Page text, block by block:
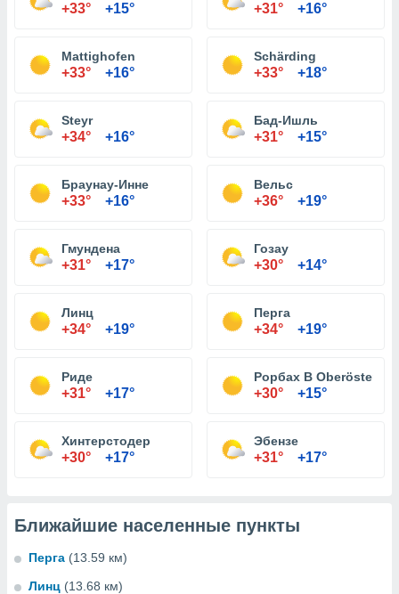
+33° +15° +31° +16°
Mattighofen
+33° +16°
Schärding
+33° +18°
Steyr
+34° +16°
Бад-Ишль
+31° +15°
Браунау-Инне
+33° +16°
Вельс
+36° +19°
Гмундена
+31° +17°
Гозау
+30° +14°
Линц
+34° +19°
Перга
+34° +19°
Риде
+31° +17°
Рорбах В
+30° +15°
Хинтерстодер
+30° +17°
Эбензе
+31° +17°
Ближайшие населенные пункты
Перга (13.59 км)
Линц (13.68 км)